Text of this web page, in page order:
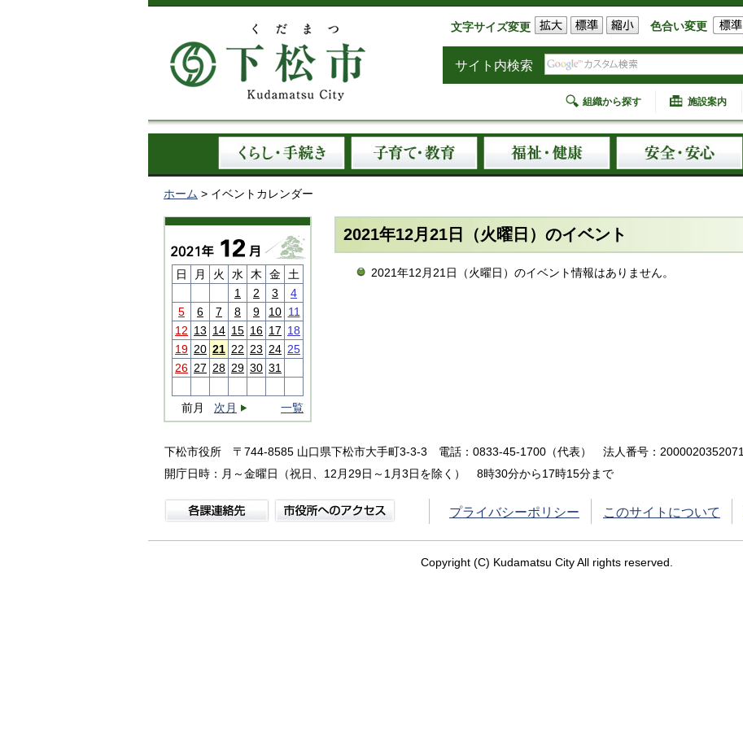
文字サイズ変更 色合い変更
サイト内検索
組織から探す 施設案内
ホーム > イベントカレンダー
日 月 火 水 木 金
土
1
2 3
4
5
6 7 8 9 10 11
12 13 14 15 16 17 18
19 20 21 22 23 24 25
26 27 28 29 30 31
前月 次月 一覧
2021年12月21日（火曜日）のイベント
2021年12月21日（火曜日）のイベント情報はありません。
下松市役所 〒744-8585 山口県下松市大手町3-3-3 電話：0833-45-1700（代表）
法人番号：2000020352071
開庁日時：月～金曜日（祝日、12月29日～1月3日を除く） 8時30分から17時15分まで
プライバシーポリシー このサイトについて
Copyright (C) Kudamatsu City All rights reserved.